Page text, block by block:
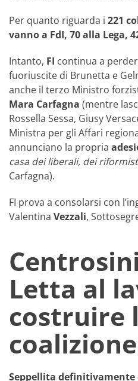
Per quanto riguarda i 221
vanno a FdI, 70 alla Lega,
Intanto, FI continua a
fuoriuscite di Brunetta e
anche il terzo Ministro
Mara Carfagna (mentre
Rossella Sessa, Giusy
Ministra per gli Affari
annunciano la propria
casa dei liberali, dei
Carfagna).
FI prova a consolarsi con
Valentina Vezzali,
Letta al
costruire
coalizione
Seppellita definitivamente